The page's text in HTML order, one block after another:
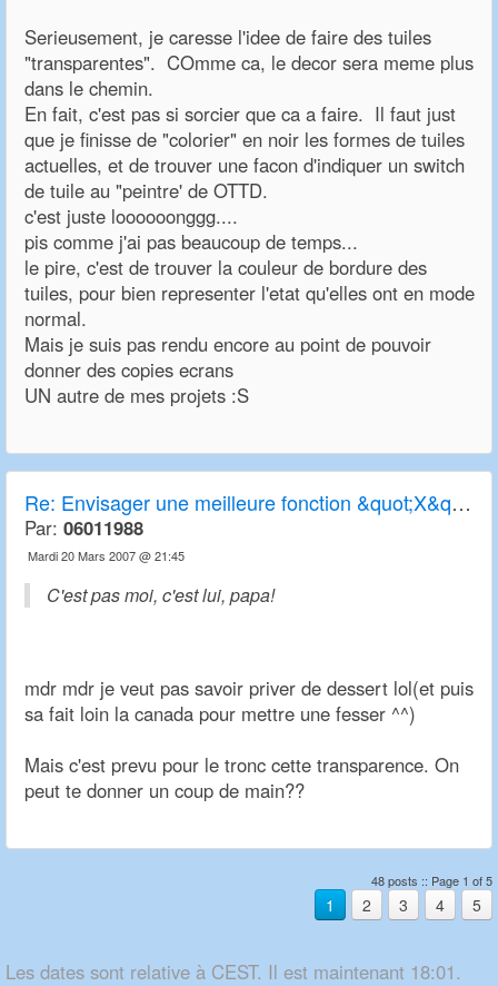
Serieusement, je caresse l'idee de faire des tuiles
"transparentes". COmme ca, le decor sera meme plus
dans le chemin.
En fait, c'est pas si sorcier que ca a faire. Il faut just
que je finisse de "colorier" en noir les formes de tuiles
actuelles, et de trouver une facon d'indiquer un switch
de tuile au "peintre' de OTTD.
c'est juste loooooonggg....
pis comme j'ai pas beaucoup de temps...
le pire, c'est de trouver la couleur de bordure des
tuiles, pour bien representer l'etat qu'elles ont en mode
normal.
Mais je suis pas rendu encore au point de pouvoir
donner des copies ecrans
UN autre de mes projets :S
Re: Envisager une meilleure fonction &quot;X&quot; de transparence
Par: 06011988
Mardi 20 Mars 2007 @ 21:45
C'est pas moi, c'est lui, papa!
mdr mdr je veut pas savoir priver de dessert lol(et puis
sa fait loin la canada pour mettre une fesser ^^)
Mais c'est prevu pour le tronc cette transparence. On
peut te donner un coup de main??
48 posts :: Page 1 of 5
1 2 3 4 5
Les dates sont relative à CEST. Il est maintenant 18:01.